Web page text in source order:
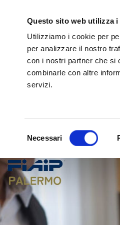
Questo sito web utilizza i
Utilizziamo i cookie per
per analizzare il nostro
con i nostri partner che si
combinarle con altre
servizi.
e
z
o
Necessari
Federazione Italiana